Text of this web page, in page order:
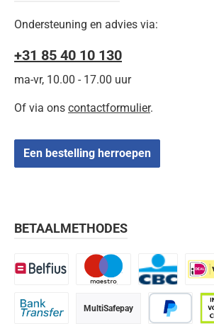
Ondersteuning en advies via:
+31 85 40 10 130
ma-vr, 10.00 - 17.00 uur
Of via ons contactformulier.
Een bestelling herroepen
BETAALMETHODES
iDEAL
MultiSafepay
CBC